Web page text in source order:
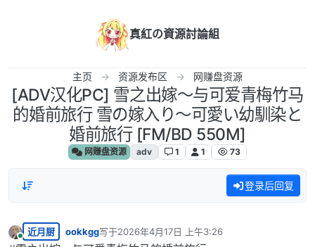
真紅の資源討論組
主页 资源发布区 网赚盘资源
[ADV汉化PC] 雪之出嫁～与可爱青梅竹马
的婚前旅行 雪の嫁入り～可愛い幼馴染と
婚前旅行 [FM/BD 550M]
网赚盘资源 adv 1 1 73
登录后回复
在线
近月厨 ookkgg写于2026年4月17日 上午3:26
最后由 编辑